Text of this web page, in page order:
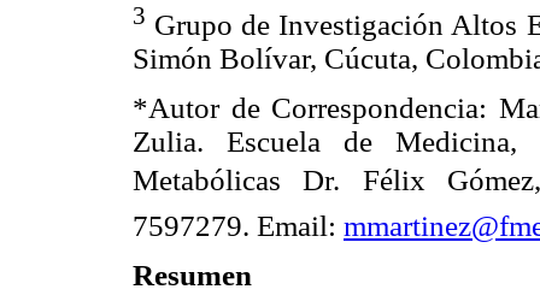
3 Grupo de Investigación Altos
Simón Bolívar, Cúcuta,
*Autor de Correspondencia:
Zulia. Escuela de Medicina,
Metabólicas Dr. Félix
7597279. Email:
Resumen